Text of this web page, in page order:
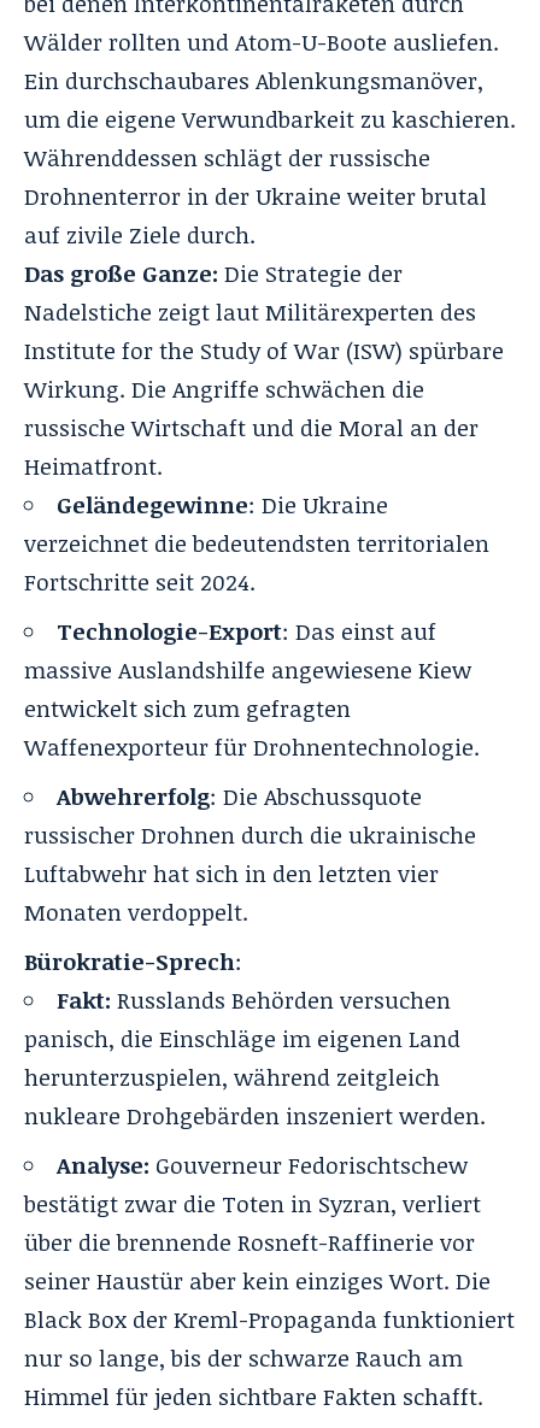
Wälder rollten und Atom-U-Boote ausliefen.
Ein durchschaubares Ablenkungsmanöver,
um die eigene Verwundbarkeit zu kaschieren.
Währenddessen schlägt der russische
Drohnenterror in der Ukraine weiter brutal
auf zivile Ziele durch.
Das große Ganze: Die Strategie der
Nadelstiche zeigt laut Militärexperten des
Institute for the Study of War (ISW) spürbare
Wirkung. Die Angriffe schwächen die
russische Wirtschaft und die Moral an der
Heimatfront.
Geländegewinne: Die Ukraine
verzeichnet die bedeutendsten territorialen
Fortschritte seit 2024.
Technologie-Export: Das einst auf
massive Auslandshilfe angewiesene Kiew
entwickelt sich zum gefragten
Waffenexporteur für Drohnentechnologie.
Abwehrerfolg: Die Abschussquote
russischer Drohnen durch die ukrainische
Luftabwehr hat sich in den letzten vier
Monaten verdoppelt.
Bürokratie-Sprech:
Fakt: Russlands Behörden versuchen
panisch, die Einschläge im eigenen Land
herunterzuspielen, während zeitgleich
nukleare Drohgebärden inszeniert werden.
Analyse: Gouverneur Fedorischtschew
bestätigt zwar die Toten in Syzran, verliert
über die brennende Rosneft-Raffinerie vor
seiner Haustür aber kein einziges Wort. Die
Black Box der Kreml-Propaganda funktioniert
nur so lange, bis der schwarze Rauch am
Himmel für jeden sichtbare Fakten schafft.